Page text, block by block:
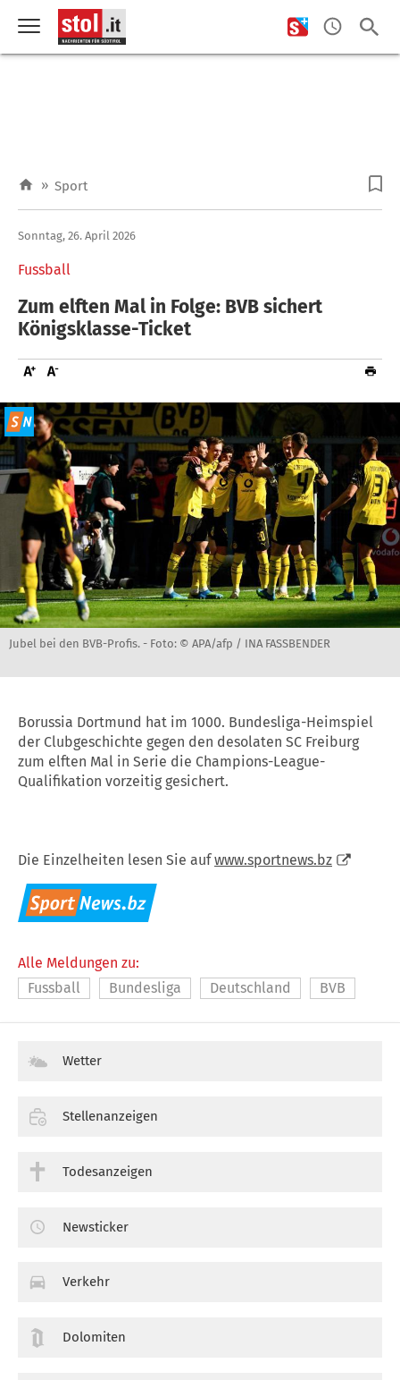
» Sport
Fussball
Sonntag, 26. April 2026
Zum elften Mal in Folge: BVB sichert
Königsklasse-Ticket
Jubel bei den BVB-Profis. - Foto: © APA/afp / INA FASSBENDER
Borussia Dortmund hat im 1000. Bundesliga-Heimspiel
der Clubgeschichte gegen den desolaten SC Freiburg
zum elften Mal in Serie die Champions-League-
Qualifikation vorzeitig gesichert.
Die Einzelheiten lesen Sie aufwww.sportnews.bz
Alle Meldungen zu:
Fussball
Bundesliga Deutschland BVB
Wetter
Stellenanzeigen
Todesanzeigen
Newsticker
Verkehr
Dolomiten